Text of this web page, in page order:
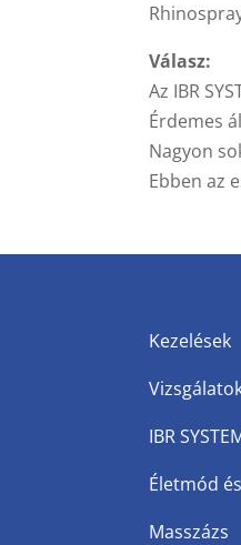
Válasz:
Az IBR
Érdemes
Nagyon
Ebben az
Kezelések
IBR
Életmód
Masszázs